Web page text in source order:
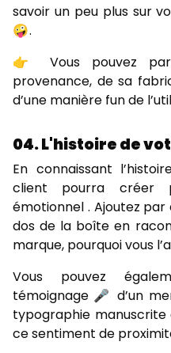
savoir un peu plus sur
🤪 .
👉 Vous pouvez
provenance, de sa
d’une manière fun de
04. L'histoire de
En connaissant
client pourra créer
émotionnel . Ajoutez
dos de la boîte en
marque, pourquoi vous
Vous pouvez
témoignage 🎤 d’un
typographie
ce sentiment de